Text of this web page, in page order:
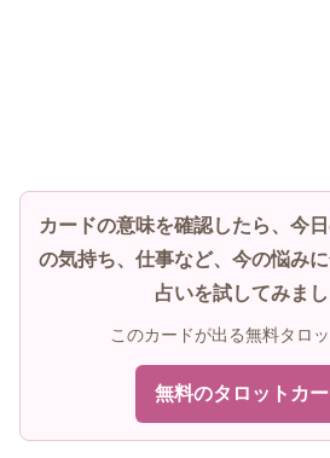
カードの意味を確認したら、今
の気持ち、仕事など、今の悩み
占いを試してみまし
このカードが出る無料タロ
無料のタロットカ